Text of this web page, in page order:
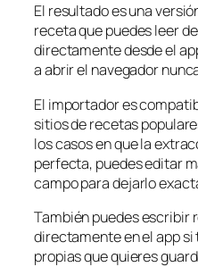
El resultado es una
receta que puedes leer
directamente desde el
a abrir el navegador
El importador es
sitios de recetas
los casos en que la
perfecta, puedes editar
campo para dejarlo
También puedes escribir
directamente en el app
propias que quieres